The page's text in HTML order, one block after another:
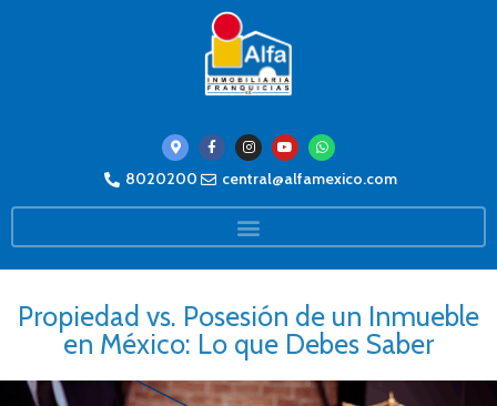
8020200 central@alfamexico.com
Propiedad vs. Posesión de un Inmueble
en México: Lo que Debes Saber